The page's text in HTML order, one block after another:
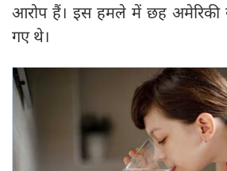
आरोप हैं। इस हमले में छह अमेरिकी
गए थे।